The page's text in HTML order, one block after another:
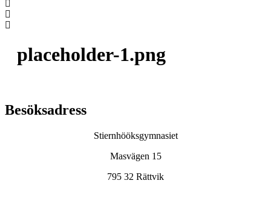
placeholder-1.png
Besöksadress
Stiernhööksgymnasiet
Masvägen 15
795 32 Rättvik